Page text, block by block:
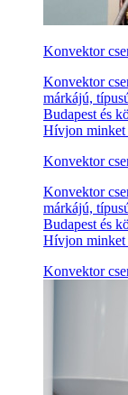
Konvektor
Konvektor
márkájú,
Budapest és
Hívjon minket
Konvektor
Konvektor
márkájú,
Budapest és
Hívjon minket
Konvektor